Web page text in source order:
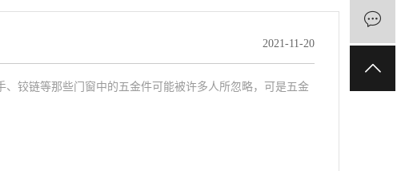
2021-11-20
铰链等那些门窗中的五金件可能被许多人所忽略，可是五金